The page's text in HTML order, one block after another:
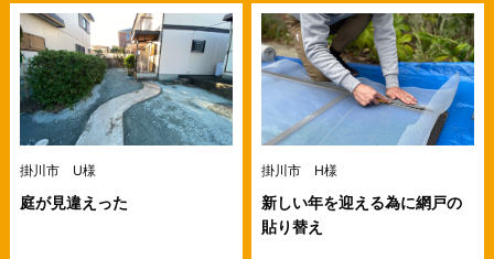
掛川市 U様
庭が見違えった
掛川市 H様
新しい年を迎える為に網戸の
貼り替え